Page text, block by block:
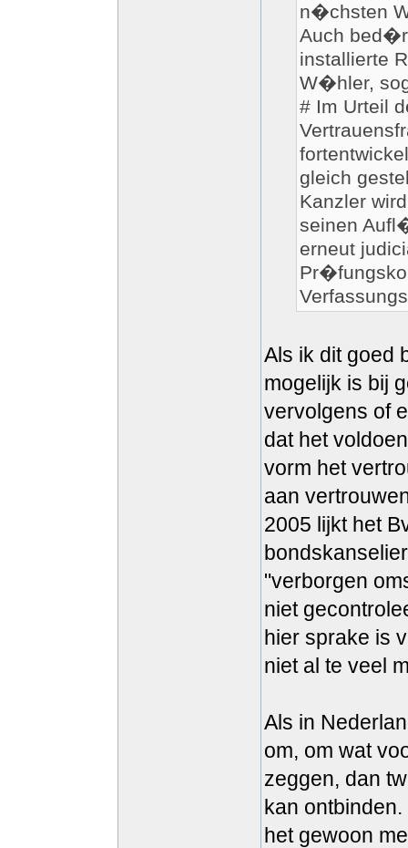
n�chsten
Auch
installierte
W�hler,
# Im Urteil
gleich
Kanzler
seinen
erneut
Als ik dit goed
mogelijk is bij
vervolgens of
dat het
vorm het
aan
2005 lijkt het
"verborgen
niet
hier sprake is
niet al te veel
Als in
om, om wat
zeggen, dan
kan
het gewoon